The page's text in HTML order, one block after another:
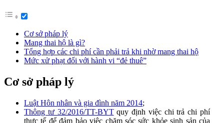
Cơ sở pháp lý
Mang thai hộ là gì?
Tổng hợp các chi phí cần phải trả khi nhờ mang thai hộ
Mức xử phạt đối với hành vi “đẻ thuê”
Cơ sở pháp lý
Luật Hôn nhân và gia đình năm 2014;
Thông tư 32/2016/TT-BYTquy định việc chi trả chi phí
thực tế để đảm bảo việc chăm sóc sức khỏe sinh sản của